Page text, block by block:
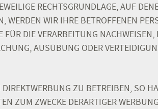
RECHTSGRUNDLAGE, AUF
WIR IHRE BETROFFENEN
DIE VERARBEITUNG
AUSÜBUNG ODER
ZU BETREIBEN, SO
ZUM ZWECKE DERARTIGER